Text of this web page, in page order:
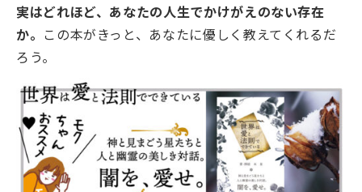
実はどれほど、あなたの人生でかけがえのない存在
か。 この本がきっと、あなたに優しく教えてくれるだ
ろう。